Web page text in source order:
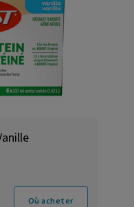
Où acheter